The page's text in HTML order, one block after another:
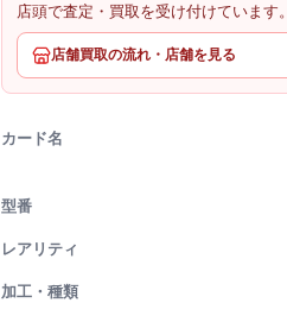
店頭で査定・買取を受け付けています。
店舗買取の流れ・店舗を見る
カード名
型番
レアリティ
加工・種類